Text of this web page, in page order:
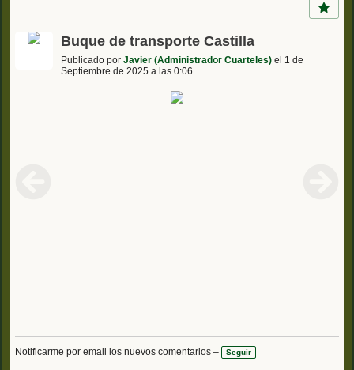
Buque de transporte Castilla
Publicado por Javier (Administrador Cuarteles) el 1 de
Septiembre de 2025 a las 0:06
Notificarme por email los nuevos comentarios – Seguir